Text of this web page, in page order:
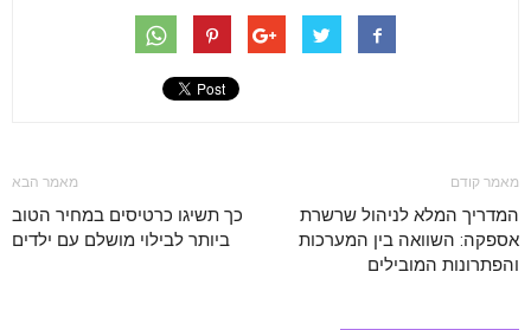
מאמר קודם
המדריך המלא לניהול שרשרת
אספקה: השוואה בין המערכות
והפתרונות המובילים
מאמר הבא
כך תשיגו כרטיסים במחיר הטוב
ביותר לבילוי מושלם עם ילדים